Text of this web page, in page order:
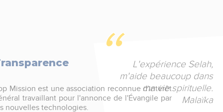
L'expérience Selah,
m'aide beaucoup dans
ma vie spirituelle.
Malaïka
Mission est une association reconnue d'intérêt
travaillant pour l'annonce de l'Évangile par
nouvelles technologies.